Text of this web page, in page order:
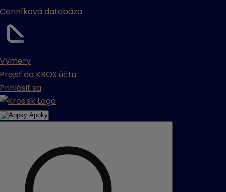
Cenníková databáza
Výmery
Prejsť do KROS účtu
Prihlásiť sa
Appky